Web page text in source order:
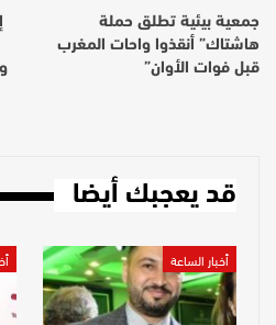
جمعية بيئية تطلق حملة
هاشتاك” أنقذوا واحات المغرب
قبل فوات الأوان”
قد يعجبك أيضا
أخبار الساعة